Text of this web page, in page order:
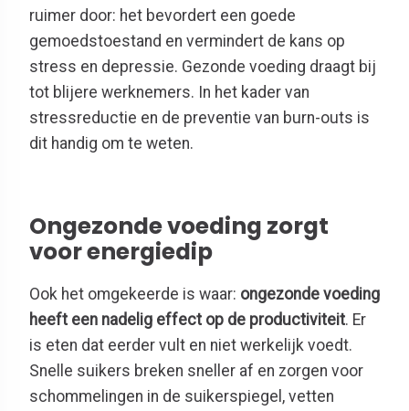
ruimer door: het bevordert een goede
gemoedstoestand en vermindert de kans op
stress en depressie. Gezonde voeding draagt bij
tot blijere werknemers. In het kader van
stressreductie en de preventie van burn-outs is
dit handig om te weten.
Ongezonde voeding zorgt
voor energiedip
Ook het omgekeerde is waar: ongezonde voeding
heeft een nadelig effect op de productiviteit. Er
is eten dat eerder vult en niet werkelijk voedt.
Snelle suikers breken sneller af en zorgen voor
schommelingen in de suikerspiegel, vetten